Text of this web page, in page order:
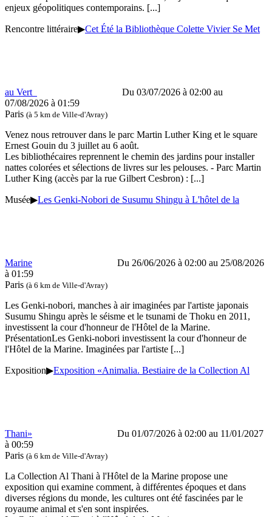
enjeux géopolitiques contemporains. [...]
Rencontre littéraire▶Cet Été la Bibliothèque Colette Vivier Se Met
au Vert
Du 03/07/2026 à 02:00 au
07/08/2026 à 01:59
Paris (à 5 km de Ville-d'Avray)
Venez nous retrouver dans le parc Martin Luther King et le square
Ernest Gouin du 3 juillet au 6 août.
Les bibliothécaires reprennent le chemin des jardins pour installer
nattes colorées et sélections de livres sur les pelouses. - Parc Martin
Luther King (accès par la rue Gilbert Cesbron) : [...]
Musée▶Les Genki-Nobori de Susumu Shingu à L'hôtel de la
Marine
Du 26/06/2026 à 02:00 au 25/08/2026
à 01:59
Paris (à 6 km de Ville-d'Avray)
Les Genki-nobori, manches à air imaginées par l'artiste japonais
Susumu Shingu après le séisme et le tsunami de Thoku en 2011,
investissent la cour d'honneur de l'Hôtel de la Marine.
PrésentationLes Genki-nobori investissent la cour d'honneur de
l'Hôtel de la Marine. Imaginées par l'artiste [...]
Exposition▶Exposition «Animalia. Bestiaire de la Collection Al
Thani»
Du 01/07/2026 à 02:00 au 11/01/2027
à 00:59
Paris (à 6 km de Ville-d'Avray)
La Collection Al Thani à l'Hôtel de la Marine propose une
exposition qui examine comment, à différentes époques et dans
diverses régions du monde, les cultures ont été fascinées par le
royaume animal et s'en sont inspirées.